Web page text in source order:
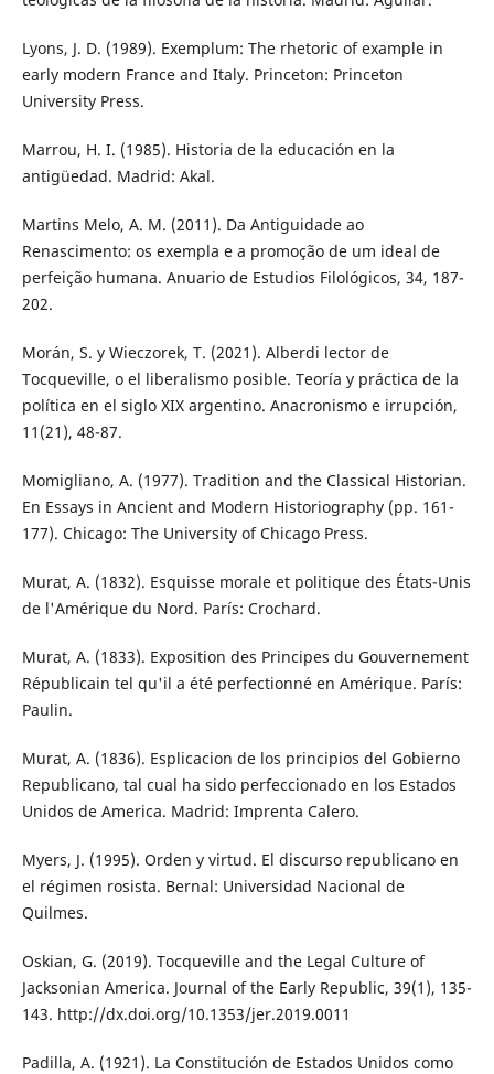
Lyons, J. D. (1989). Exemplum: The rhetoric of example in
early modern France and Italy. Princeton: Princeton
University Press.
Marrou, H. I. (1985). Historia de la educación en la
antigüedad. Madrid: Akal.
Martins Melo, A. M. (2011). Da Antiguidade ao
Renascimento: os exempla e a promoção de um ideal de
perfeição humana. Anuario de Estudios Filológicos, 34, 187-
202.
Morán, S. y Wieczorek, T. (2021). Alberdi lector de
Tocqueville, o el liberalismo posible. Teoría y práctica de la
política en el siglo XIX argentino. Anacronismo e irrupción,
11(21), 48-87.
Momigliano, A. (1977). Tradition and the Classical Historian.
En Essays in Ancient and Modern Historiography (pp. 161-
177). Chicago: The University of Chicago Press.
Murat, A. (1832). Esquisse morale et politique des États-Unis
de l'Amérique du Nord. París: Crochard.
Murat, A. (1833). Exposition des Principes du Gouvernement
Républicain tel qu'il a été perfectionné en Amérique. París:
Paulin.
Murat, A. (1836). Esplicacion de los principios del Gobierno
Republicano, tal cual ha sido perfeccionado en los Estados
Unidos de America. Madrid: Imprenta Calero.
Myers, J. (1995). Orden y virtud. El discurso republicano en
el régimen rosista. Bernal: Universidad Nacional de
Quilmes.
Oskian, G. (2019). Tocqueville and the Legal Culture of
Jacksonian America. Journal of the Early Republic, 39(1), 135-
143. http://dx.doi.org/10.1353/jer.2019.0011
Padilla, A. (1921). La Constitución de Estados Unidos como